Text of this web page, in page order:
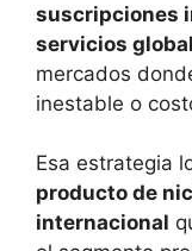
suscripciones
servicios
mercados
inestable o
Esa estrategia
producto de
internacional